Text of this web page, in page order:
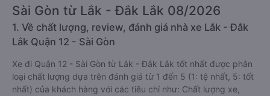
Sài Gòn từ Lắk - Đắk Lắk 08/2026
1. Về chất lượng, review, đánh giá nhà xe Lắk - Đắk
Lắk Quận 12 - Sài Gòn
Xe đi Quận 12 - Sài Gòn từ Lắk - Đắk Lắk tốt nhất được phân
loại chất lượng dựa trên đánh giá từ 1 đến 5 (1: tệ nhất, 5: tốt
nhất) của khách hàng với các tiêu chí như: Chất lượng xe,